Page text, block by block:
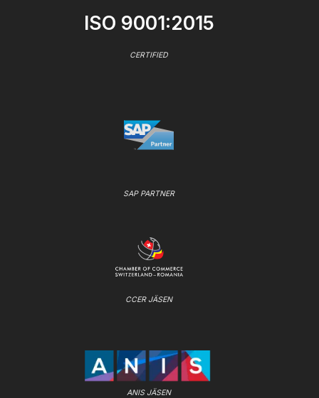
ISO 9001:2015
CERTIFIED
SAP PARTNER
CCER JÄSEN
ANIS JÄSEN